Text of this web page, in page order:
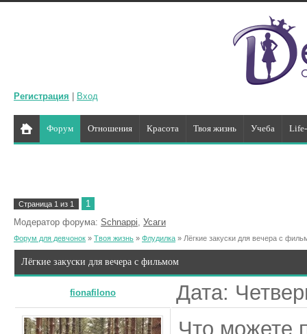
Регистрация Вход
Форум Отношения Красота Твоя жизнь Учеба
Страница 1 из 1
1
Модератор форума: Schnappi, Усаги
Форум для девчонок » Твоя жизнь » Флудилка » Лёгкие закуски для вечера с
Лёгкие закуски для вечера с фильмом
fionafilono Дата:
Что можете